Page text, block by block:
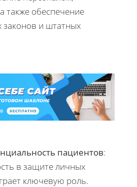
также обеспечение
законов и штатных
пациентов:
в защите личных
ключевую роль.